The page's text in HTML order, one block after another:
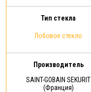
Тип стекла
Лобовое стекло
Производитель
SAINT-GOBAIN SEKURIT
(Франция)